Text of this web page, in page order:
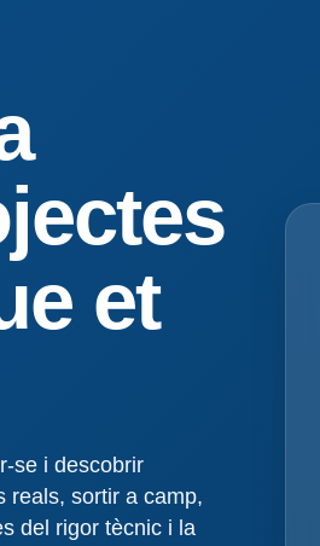
et
se i descobrir
reals, sortir a camp,
del rigor tècnic i la